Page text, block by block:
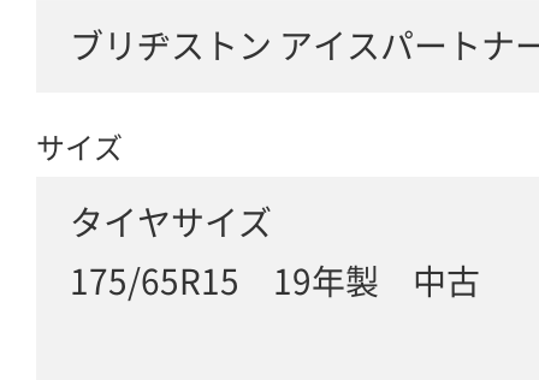
ブリヂストン アイスパート
サイズ
タイヤサイズ
175/65R15 19年製 中古